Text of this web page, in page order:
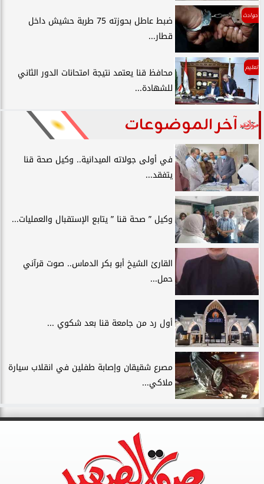
حوادث
ضبط عاطل بحوزته 75 طربة حشيش داخل
قطار...
تعليم
محافظ قنا يعتمد نتيجة امتحانات الدور الثاني
للشهادة...
آخر الموضوعات
في أولى جولاته الميدانية.. وكيل صحة قنا
يتفقد...
وكيل ” صحة قنا ” يتابع الإستقبال والعمليات...
القارئ الشيخ أبو بكر الدماس.. صوت قرآني
حمل...
أول رد من جامعة قنا بعد شكوي ...
مصرع شقيقان وإصابة طفلين في انقلاب سيارة
ملاكي...